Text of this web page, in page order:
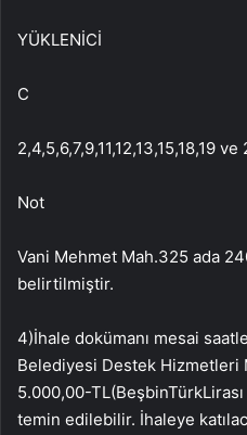
YÜKLENİCİ
C
2,4,5,6,7,9,11,12,13,15,18,19
Not
Vani Mehmet Mah.325 ada
belirtilmiştir.
4)İhale dokümanı mesai
Belediyesi Destek
5.000,00-TL(BeşbinTürkLirası
temin edilebilir. İhaleye